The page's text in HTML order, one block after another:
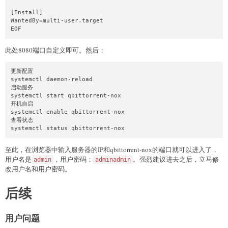
[Install]
WantedBy=multi-user.target
EOF
此处8080端口自定义即可。然后：
更新配置
systemctl daemon-reload
启动服务
systemctl start qbittorrent-nox
开机自启
systemctl enable qbittorrent-nox
查看状态
systemctl status qbittorrent-nox
至此，在浏览器中输入服务器的IP和qbittorrent-nox的端口就可以进入了，
用户名是 admin ，用户密码： adminadmin 。强烈建议进去之后，立马修
改用户名和用户密码。
后续
用户问题